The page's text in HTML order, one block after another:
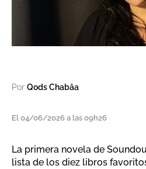
Por Qods Chabâa
El 04/06/2026 a las 09h26
La primera novela de
lista de los diez libros